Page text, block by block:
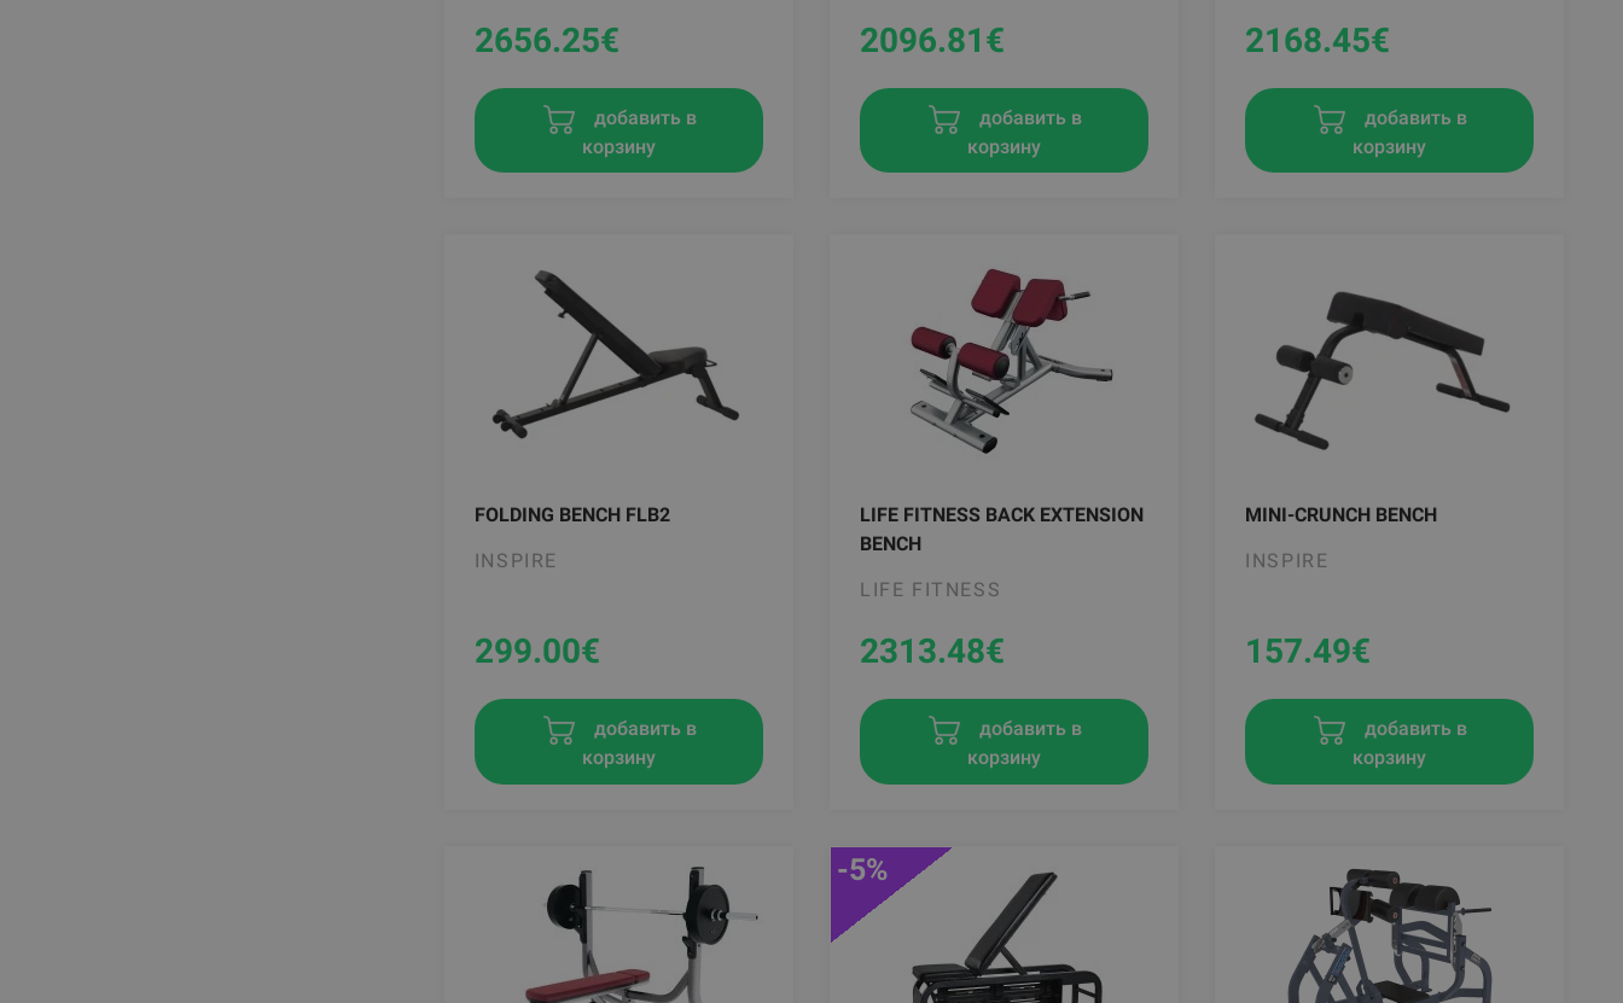
2656.25€
добавить в
корзину
2096.81€
добавить в
корзину
2168.45€
добавить в
корзину
FOLDING BENCH FLB2
INSPIRE
299.00€
добавить в
корзину
LIFE FITNESS BACK EXTENSION
BENCH
LIFE FITNESS
2313.48€
добавить в
корзину
MINI-CRUNCH BENCH
INSPIRE
157.49€
добавить в
корзину
-5%